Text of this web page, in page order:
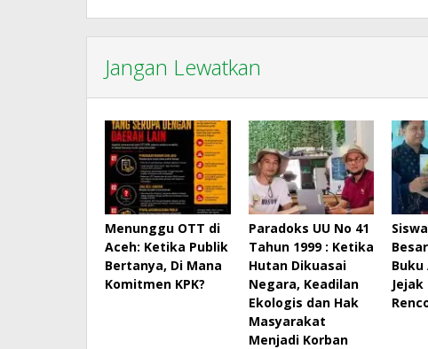
Jangan Lewatkan
Menunggu OTT di
Aceh: Ketika Publik
Bertanya, Di Mana
Komitmen KPK?
Paradoks UU No 41
Tahun 1999 : Ketika
Hutan Dikuasai
Negara, Keadilan
Ekologis dan Hak
Masyarakat
Menjadi Korban